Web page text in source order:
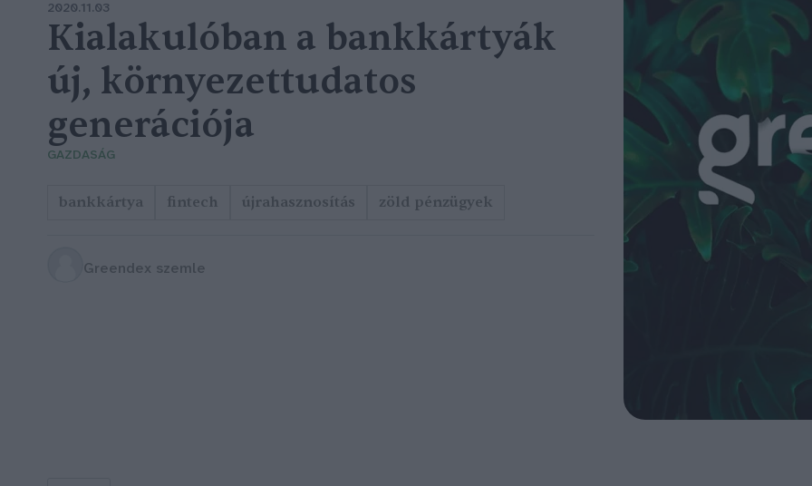
2020.11.03
Kialakulóban a bankkártyák
új, környezettudatos
generációja
GAZDASÁG
bankkártya fintech újrahasznosítás zöld pénzügyek
Greendex szemle